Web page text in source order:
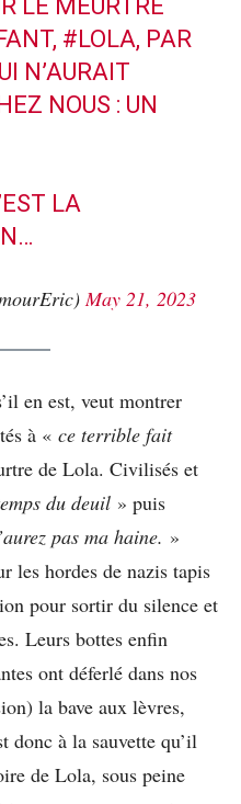
LE MEURTRE
#LOLA, PAR
N’AURAIT
NOUS : UN
LA
May 21, 2023
en est, veut montrer
à « ce terrible fait
de Lola. Civilisés et
du deuil » puis
pas ma haine. »
les hordes de nazis tapis
pour sortir du silence et
Leurs bottes enfin
ont déferlé dans nos
la bave aux lèvres,
donc à la sauvette qu’il
de Lola, sous peine